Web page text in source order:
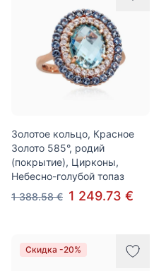
Золотое кольцо, Красное
Золото 585°, родий
(покрытие), Цирконы,
Небесно-голубой топаз
1 388.58 € 1 249.73 €
Скидка -20%